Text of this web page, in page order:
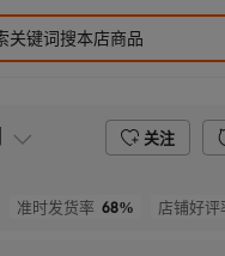
关注
准时发货率 68% 店铺好评